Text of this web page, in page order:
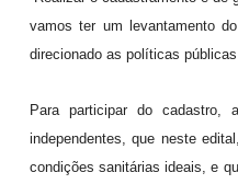
vamos ter um levantamento
direcionado as políticas
Para participar do cadastro,
independentes, que neste
condições sanitárias ideais, e